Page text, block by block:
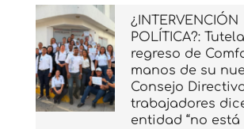
¿INTERVENCIÓN
POLÍTICA?:
regreso de
manos de su
Consejo
trabajadores
entidad “no está